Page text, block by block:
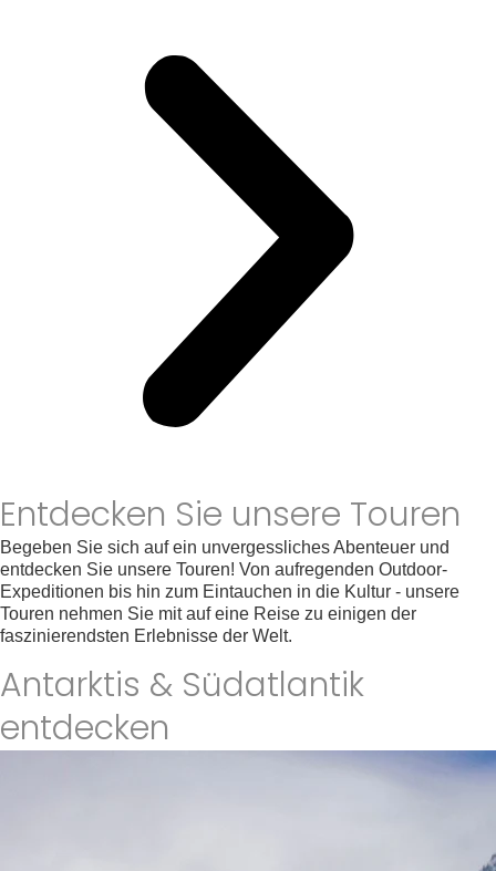
Entdecken Sie unsere Touren
Begeben Sie sich auf ein unvergessliches Abenteuer und
entdecken Sie unsere Touren! Von aufregenden Outdoor-
Expeditionen bis hin zum Eintauchen in die Kultur - unsere
Touren nehmen Sie mit auf eine Reise zu einigen der
faszinierendsten Erlebnisse der Welt.
Antarktis & Südatlantik
entdecken